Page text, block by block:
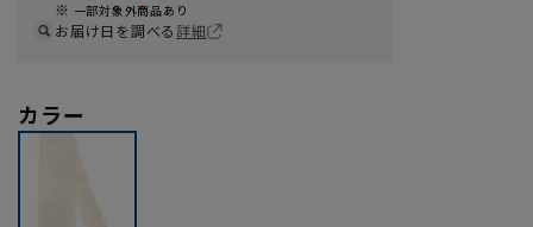
一部対象外商品あり
お届け日を調べる詳細
カラー